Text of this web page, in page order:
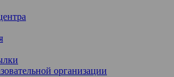
организации